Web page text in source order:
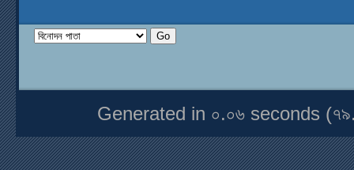
Generated in ০.০৬ seconds